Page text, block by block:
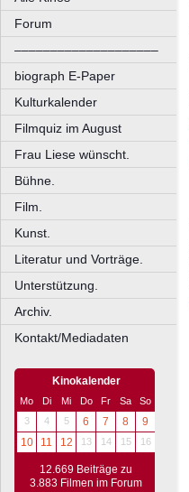
Forum
––––––––––––––––––––
biograph E-Paper
Kulturkalender
Filmquiz im August
Frau Liese wünscht.
Bühne.
Film.
Kunst.
Literatur und Vorträge.
Unterstützung.
Archiv.
Kontakt/Mediadaten
Kinokalender
Mo Di Mi Do Fr Sa
So
3
4 5 6 7 8
9
10
11 12 13 14 15 16
12.669 Beiträge zu
3.883 Filmen im Forum